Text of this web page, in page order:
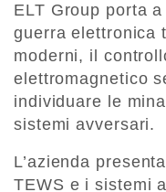
ELT Group porta
guerra elettronica
moderni, il
elettromagnetico
individuare le
sistemi avversari.
L’azienda
TEWS e i sistemi